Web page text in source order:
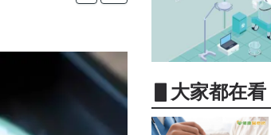
▋大家都在看